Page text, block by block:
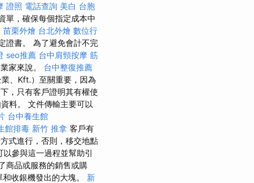
證照 電話查詢 美白 台胞
單，確保每個指定成本中
苗栗外燴 台北外燴 數位行
證書。 為了避免會計不完
seo推薦 台中肩頸按摩 筋
家來說。 台中整復推薦
、Kft.）至關重要，因為
，只有客戶證明其有權使
料。 文件傳輸主要可以
台中養生館
館排毒 新竹 推拿 客戶有
式進行，否則，移交地點
參與這一過程並幫助引
商品或服務的銷售或購
收銀機發出的大塊。 新